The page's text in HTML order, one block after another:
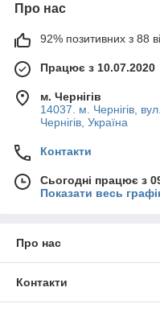
Про нас
92% позитивних з 88
Працює з 10.07.2020
м. Чернігів
14037. м. Чернігів,
Чернігів, Україна
Контакти
Сьогодні працює з
Показати весь
Про нас
Контакти